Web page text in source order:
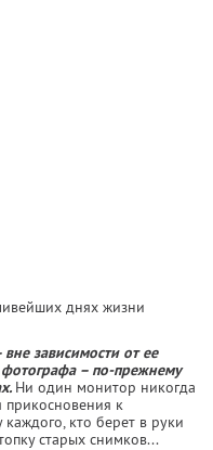
днях жизни
зависимости от ее
фотографа – по-прежнему
Ни один монитор никогда
к
кто берет в руки
старых снимков...